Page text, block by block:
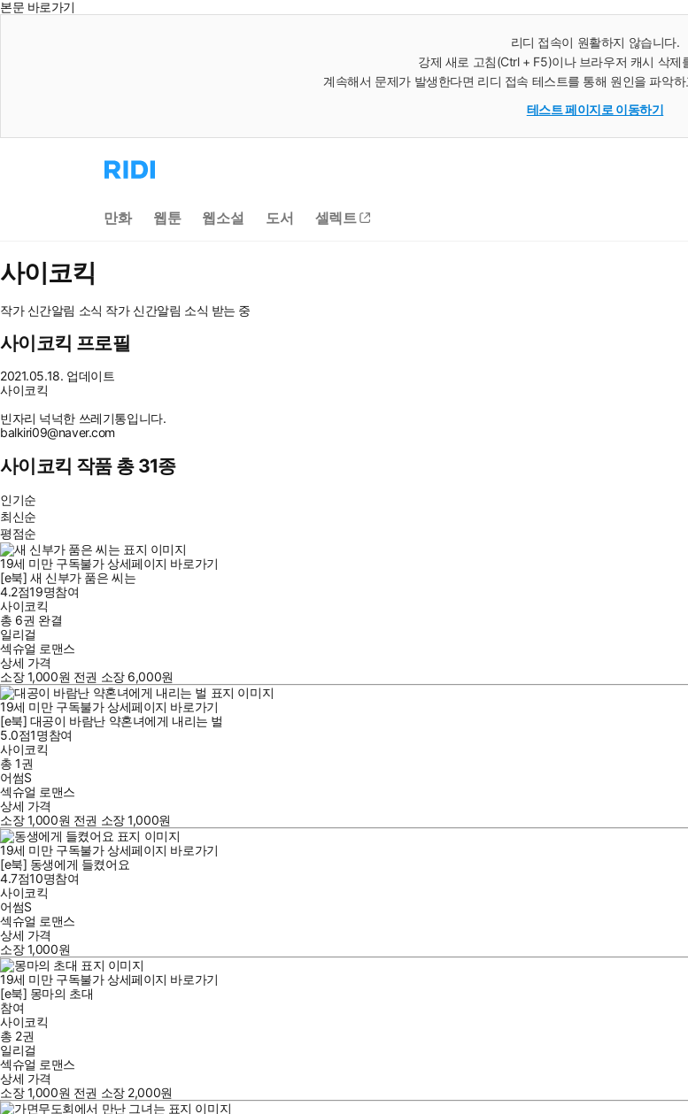
본문 바로가기
리디 접속이 원활하지 않습니다.
강제 새로 고침(Ctrl + F5)이나 브라우저 캐시 삭제
계속해서 문제가 발생한다면 리디 접속 테스트를 통해 원인을 파악
테스트 페이지로 이동하기
리
디
으
로
만화 웹툰 웹소설 도서 셀렉트
사이코킥
작가 신간알림 소식 작가 신간알림 소식 받는 중
사이코킥 프로필
2021.05.18. 업데이트
사이코킥
빈자리 넉넉한 쓰레기통입니다.
balkiri09@naver.com
사이코킥 작품 총 31종
인기순
최신순
평점순
19세 미만 구독불가 상세페이지 바로가기
[e북] 새 신부가 품은 씨는
4.2점19명참여
사이코킥
총 6권 완결
일리걸
섹슈얼 로맨스
상세 가격
소장1,000원 전권 소장 6,000원
19세 미만 구독불가 상세페이지 바로가기
[e북] 대공이 바람난 약혼녀에게 내리는 벌
5.0점1명참여
사이코킥
총 1권
어썸S
섹슈얼 로맨스
상세 가격
소장1,000원 전권 소장1,000원
19세 미만 구독불가 상세페이지 바로가기
[e북] 동생에게 들켰어요
4.7점10명참여
사이코킥
어썸S
섹슈얼 로맨스
상세 가격
소장1,000원
19세 미만 구독불가 상세페이지 바로가기
[e북] 몽마의 초대
참여
사이코킥
총 2권
일리걸
섹슈얼 로맨스
상세 가격
소장1,000원 전권 소장 2,000원